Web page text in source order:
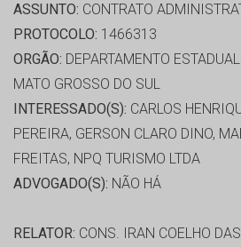
ASSUNTO: CONTRATO
PROTOCOLO: 1466313
ORGÃO: DEPARTAMENTO
MATO GROSSO DO SUL
INTERESSADO(S): CARLOS
PEREIRA, GERSON CLARO DINO,
FREITAS, NPQ TURISMO LTDA
ADVOGADO(S): NÃO HÁ
RELATOR: CONS. IRAN COELHO